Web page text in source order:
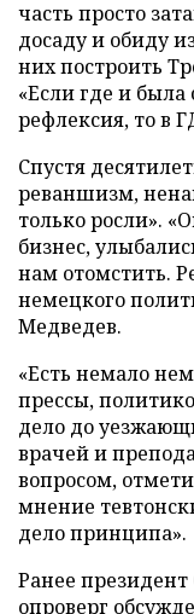
часть просто
досаду и обиду
них построить
«Если где и была
рефлексия, то в
Спустя
реваншизм,
только росли».
бизнес,
нам отомстить.
немецкого
Медведев.
«Есть немало
прессы,
дело до
врачей и
вопросом,
мнение
дело принципа».
Ранее
опроверг